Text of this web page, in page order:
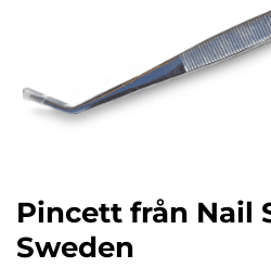
Pincett från Nail
Sweden